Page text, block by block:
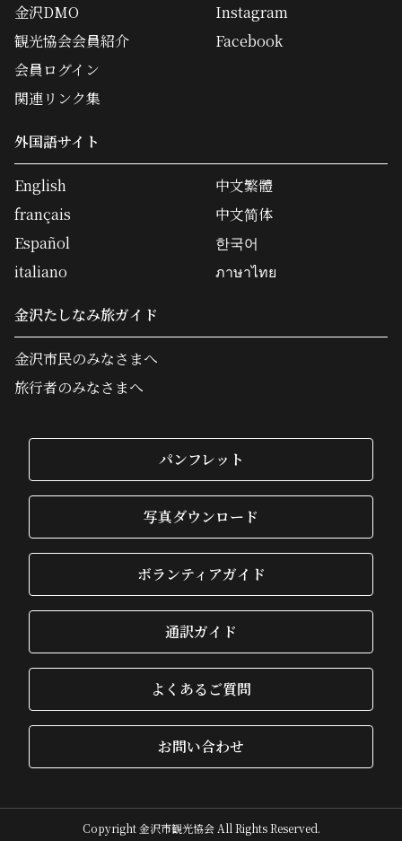
金沢DMO
観光協会会員紹介
会員ログイン
関連リンク集
Instagram
Facebook
外国語サイト
English
français
Español
italiano
中文繁體
中文简体
한국어
ภาษาไทย
金沢たしなみ旅ガイド
金沢市民のみなさまへ
旅行者のみなさまへ
パンフレット
写真ダウンロード
ボランティアガイド
通訳ガイド
よくあるご質問
お問い合わせ
Copyright 金沢市観光協会 All Rights Reserved.